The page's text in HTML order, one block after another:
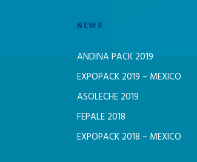
NEWS
ANDINA PACK 2019
EXPOPACK 2019 – MEXICO
ASOLECHE 2019
FEPALE 2018
EXPOPACK 2018 – MEXICO